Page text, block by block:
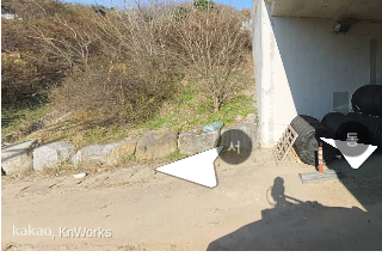
중부내륙고속도로
서 동
, KnWorks